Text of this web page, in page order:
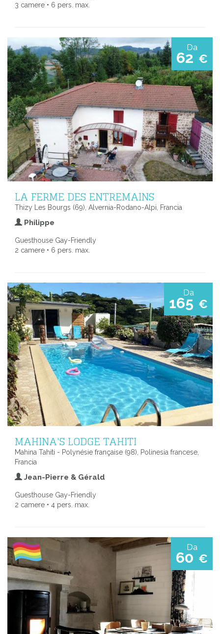
3 camere • 6 pers. max.
Da
62 €
LA FERME DES ENTREMAINS
Thizy Les Bourgs (69), Alvernia-Rodano-Alpi, Francia
Philippe
Guesthouse Gay-Friendly
2 camere • 6 pers. max.
Da
165 €
MAHINA'S LODGE TAHITI
Mahina Tahiti - Polynésie française (98), Polinesia francese,
Francia
Jean-Pierre & Gérald
Guesthouse Gay-Friendly
2 camere • 4 pers. max.
Da
60 €